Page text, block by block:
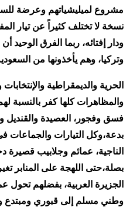
مشروع لميليشياتهم وعرضة
نسخة لا تختلف كثيراً عن تيار
ودار إفتائه، ربما الفرق الوحيد
وتركيا، وهم يأخذونها من
الحرية والديمقراطية
والمظاهرات كلها كفر بالنسبة
فسق وفجور، العصيدة والقنديل
بدعة،وكل التيارات والجماعات
الناجية، عمائم وجلابيب قصيرة
بصلة،حتى اللهجة على المنابر
الجزيرة العربية، بفضلهم
وطني مسلم إلى قبوري ومبتدع